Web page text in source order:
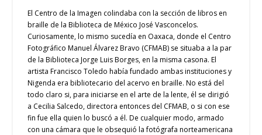
El Centro de la Imagen colindaba con la sección de libros en
braille de la Biblioteca de México José Vasconcelos.
Curiosamente, lo mismo sucedía en Oaxaca, donde el Centro
Fotográfico Manuel Álvarez Bravo (CFMAB) se situaba a la par
de la Biblioteca Jorge Luis Borges, en la misma casona. El
artista Francisco Toledo había fundado ambas instituciones y
Nigenda era bibliotecario del acervo en braille. No está del
todo claro si, para iniciarse en el arte de la lente, él se dirigió
a Cecilia Salcedo, directora entonces del CFMAB, o si con ese
fin fue ella quien lo buscó a él. De cualquier modo, armado
con una cámara que le obsequió la fotógrafa norteamericana